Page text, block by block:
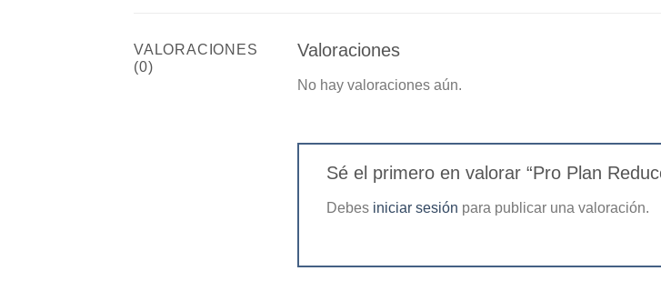
VALORACIONES
(0)
Valoraciones
No hay valoraciones aún.
Sé el primero en valorar “Pro Plan
Debes iniciar sesión para publicar una valoración.